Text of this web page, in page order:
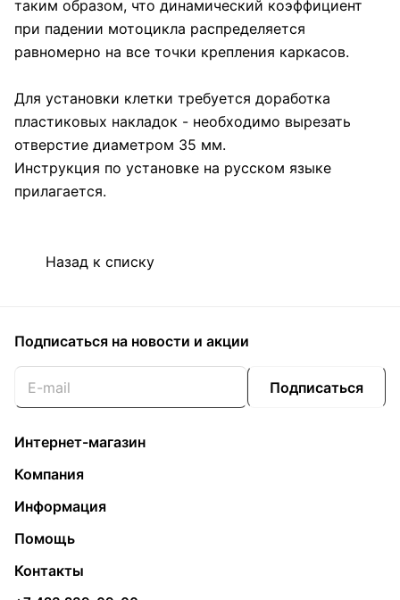
таким образом, что динамический коэффициент
при падении мотоцикла распределяется
равномерно на все точки крепления каркасов.
Для установки клетки требуется доработка
пластиковых накладок - необходимо вырезать
отверстие диаметром 35 мм.
Инструкция по установке на русском языке
прилагается.
Назад к списку
Подписаться на новости и акции
Подписаться
Интернет-магазин
Компания
Информация
Помощь
Контакты